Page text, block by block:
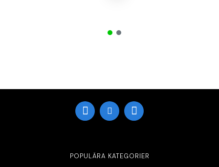
POPULÄRA KATEGORIER